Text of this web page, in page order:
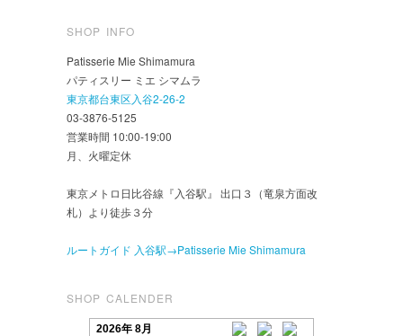
SHOP INFO
Patisserie Mie Shimamura
パティスリー ミエ シマムラ
東京都台東区入谷2-26-2
03-3876-5125
営業時間 10:00-19:00
月、火曜定休
東京メトロ日比谷線『入谷駅』 出口３（竜泉方面改
札）より徒歩３分
ルートガイド 入谷駅→Patisserie Mie Shimamura
SHOP CALENDER
2026年 8月